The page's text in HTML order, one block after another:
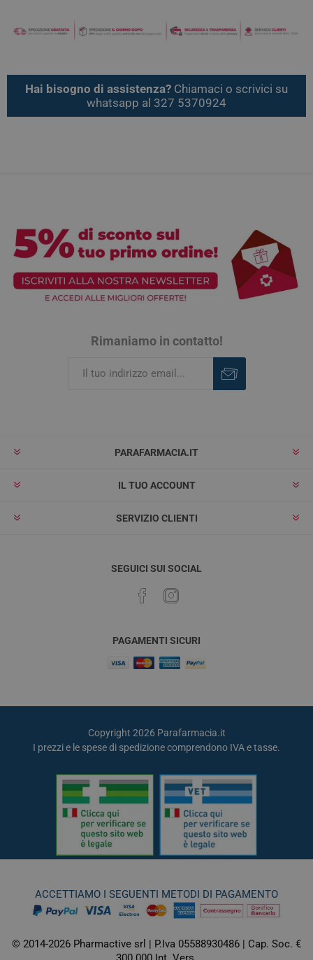
Hai bisogno di assistenza? Chiamaci o scrivici su
whatsapp al 327 5370924
Rimaniamo in contatto!
PARAFARMACIA.IT
IL TUO ACCOUNT
SERVIZIO CLIENTI
SEGUICI SUI SOCIAL
PAGAMENTI SICURI
Copyright 2026 Parafarmacia.it
I prezzi e le spese di spedizione comprendono IVA e tasse.
ACCETTIAMO I SEGUENTI METODI DI PAGAMENTO
© 2014-2026 Pharmactive srl | P.Iva 05588930486 | Cap. Soc. €